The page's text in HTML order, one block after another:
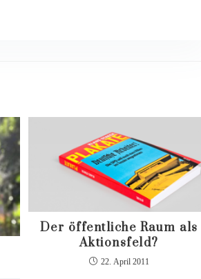
Der öffentliche Raum als
Aktionsfeld?
22. April 2011